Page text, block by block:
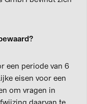
een periode van 6
eisen voor een
om vragen in